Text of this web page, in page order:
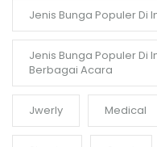
Jenis Bunga Populer Di
Jenis Bunga Populer Di
Berbagai Acara
Jwerly Medical